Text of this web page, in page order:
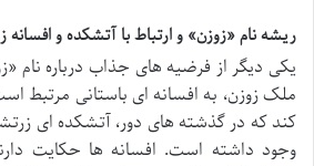
ریشه نام «زوزن» و ارتباط با آتشکده و افسانه
یکی دیگر از فرضیه های جذاب درباره نام
ملک زوزن، به افسانه ای باستانی مرتبط
کند که در گذشته های دور، آتشکده ای
وجود داشته است. افسانه ها حکایت